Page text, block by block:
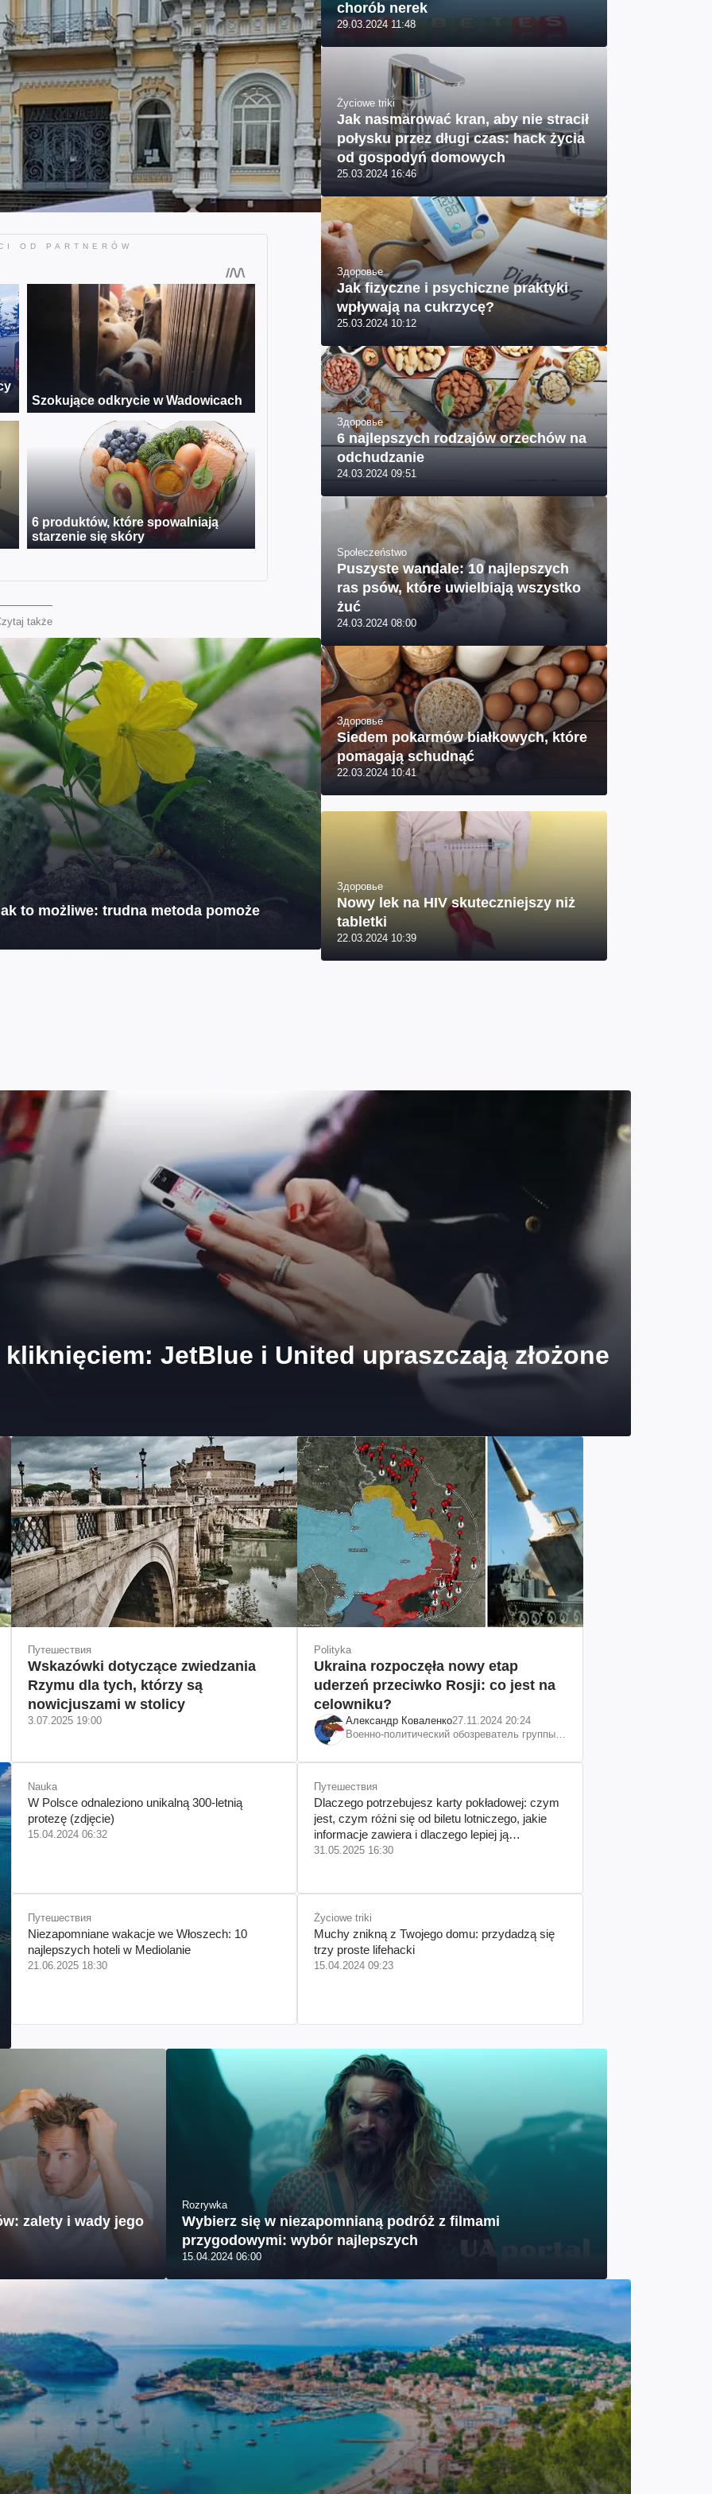
także
to możliwe: trudna metoda pomoże
chorób nerek
29.03.2024 11:48
Życiowe triki
Jak nasmarować kran, aby nie stracił
połysku przez długi czas: hack życia
od gospodyń domowych
25.03.2024 16:46
Здоровье
Jak fizyczne i psychiczne praktyki
wpływają na cukrzycę?
25.03.2024 10:12
Здоровье
6 najlepszych rodzajów orzechów na
odchudzanie
24.03.2024 09:51
Społeczeństwo
Puszyste wandale: 10 najlepszych
ras psów, które uwielbiają wszystko
żuć
24.03.2024 08:00
Здоровье
Siedem pokarmów białkowych, które
pomagają schudnąć
22.03.2024 10:41
Здоровье
Nowy lek na HIV skuteczniejszy niż
tabletki
22.03.2024 10:39
JetBlue i United upraszczają złożone
Путешествия
Wskazówki dotyczące zwiedzania
Rzymu dla tych, którzy są
nowicjuszami w stolicy
3.07.2025 19:00
Polityka
Ukraina rozpoczęła nowy etap
uderzeń przeciwko Rosji: co jest na
celowniku?
Александр Коваленко27.11.2024 20:24
Военно-политический обозреватель группы
Nauka
W Polsce odnaleziono unikalną 300-letnią
protezę (zdjęcie)
15.04.2024 06:32
Путешествия
Niezapomniane wakacje we Włoszech: 10
najlepszych hoteli w Mediolanie
21.06.2025 18:30
Путешествия
Dlaczego potrzebujesz karty pokładowej: czym
jest, czym różni się od biletu lotniczego, jakie
informacje zawiera i dlaczego lepiej ją
wydrukować.
31.05.2025 16:30
Życiowe triki
Muchy znikną z Twojego domu: przydadzą się
trzy proste lifehacki
15.04.2024 09:23
zalety i wady jego
Rozrywka
Wybierz się w niezapomnianą podróż z filmami
przygodowymi: wybór najlepszych
15.04.2024 06:00